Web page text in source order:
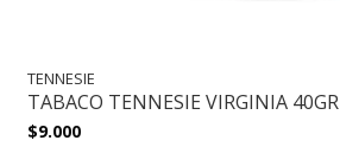
TENNESIE
TABACO TENNESIE VIRGINIA 40GR
$9.000